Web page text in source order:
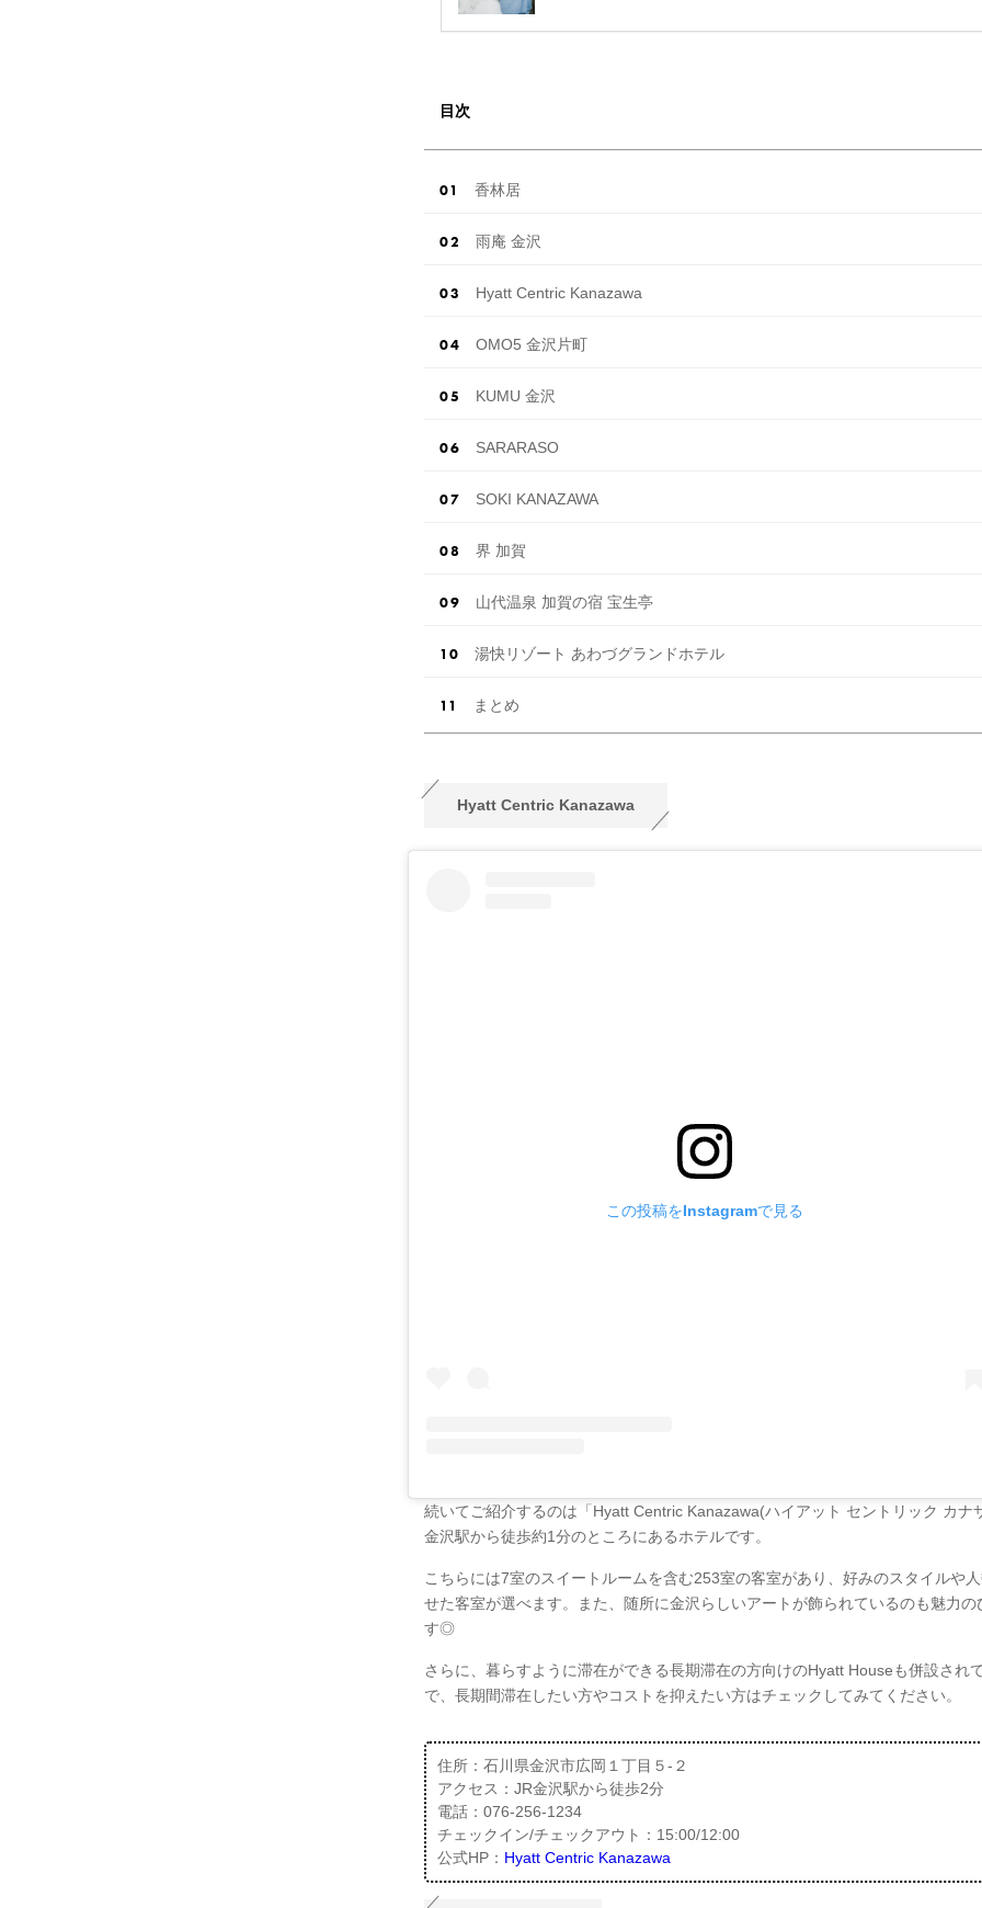
ンペーン特典ランキングを公開！ 比較サイト：プラコレ、ゼクシィ、
目次
香林居
雨庵 金沢
Hyatt Centric Kanazawa
OMO5 金沢片町
KUMU 金沢
SARARASO
SOKI KANAZAWA
界 加賀
山代温泉 加賀の宿 宝生亭
湯快リゾート あわづグランドホテル
まとめ
Hyatt Centric Kanazawa
この投稿をInstagramで見る
続いてご紹介するのは「Hyatt Centric Kanazawa(ハイアット セントリック カナ
金沢駅から徒歩約1分のところにあるホテルです。
こちらには7室のスイートルームを含む253室の客室があり、好みのスタイルや
せた客室が選べます。また、随所に金沢らしいアートが飾られているのも魅力の
す◎
さらに、暮らすように滞在ができる長期滞在の方向けのHyatt Houseも併設され
で、長期間滞在したい方やコストを抑えたい方はチェックしてみてください。
住所：石川県金沢市広岡１丁目５-２
アクセス：JR金沢駅から徒歩2分
電話：076-256-1234
チェックイン/チェックアウト：15:00/12:00
公式HP： Hyatt Centric Kanazawa